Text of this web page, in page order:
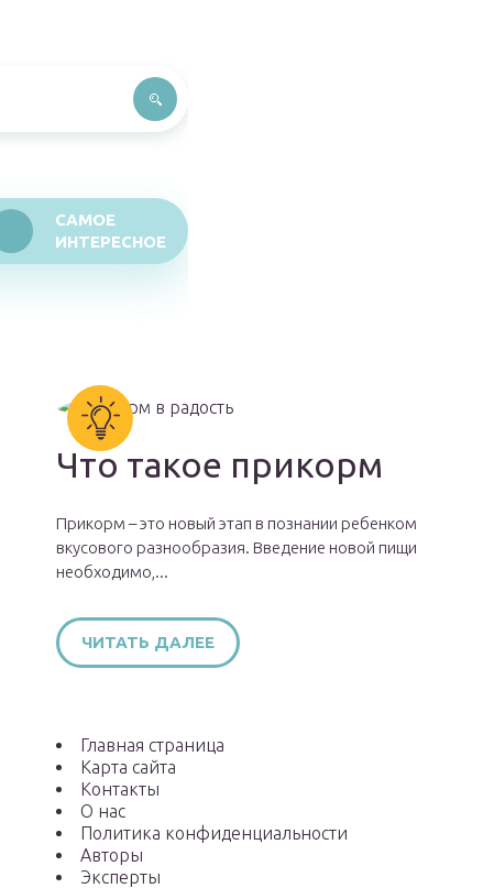
САМОЕ
ИНТЕРЕСНОЕ
Что такое прикорм
Прикорм – это новый этап в познании ребенком
вкусового разнообразия. Введение новой пищи
необходимо,...
ЧИТАТЬ ДАЛЕЕ
Главная страница
Карта сайта
Контакты
О нас
Политика конфиденциальности
Авторы
Эксперты